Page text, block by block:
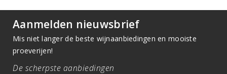
Aanmelden nieuwsbrief
Mis niet langer de beste wijnaanbiedingen en mooiste
proeverijen!
De scherpste aanbiedingen